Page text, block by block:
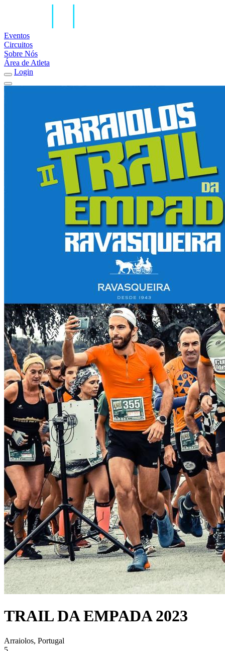
Eventos
Circuitos
Sobre Nós
Área de Atleta
Login
TRAIL DA EMPADA 2023
Arraiolos, Portugal